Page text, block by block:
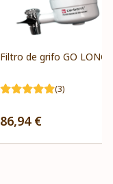
Filtro de grifo GO LONG
(3)
86,94 €